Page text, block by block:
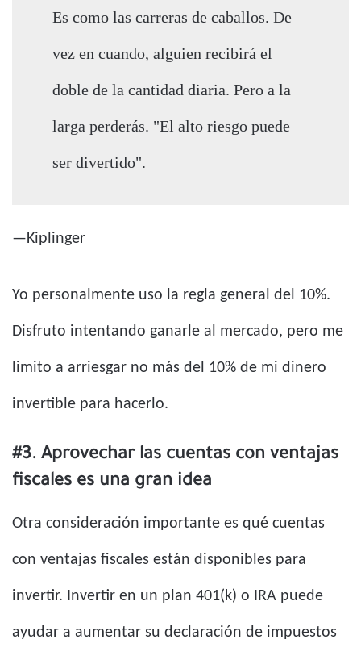
Es como las carreras de caballos. De
vez en cuando, alguien recibirá el
doble de la cantidad diaria. Pero a la
larga perderás. "El alto riesgo puede
ser divertido".
—Kiplinger
Yo personalmente uso la regla general del 10%.
Disfruto intentando ganarle al mercado, pero me
limito a arriesgar no más del 10% de mi dinero
invertible para hacerlo.
#3. Aprovechar las cuentas con ventajas
fiscales es una gran idea
Otra consideración importante es qué cuentas
con ventajas fiscales están disponibles para
invertir. Invertir en un plan 401(k) o IRA puede
ayudar a aumentar su declaración de impuestos